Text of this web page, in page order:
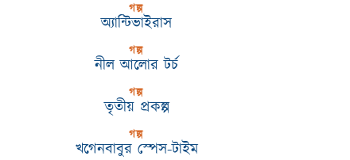
গল্প
অ্যান্টিভাইরাস
গল্প
নীল আলোর টর্চ
গল্প
তৃতীয় প্রকল্প
গল্প
খগেনবাবুর স্পেস-টাইম